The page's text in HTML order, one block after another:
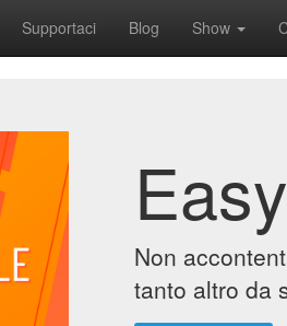
Supportaci Blog Show
Non
tanto altro da